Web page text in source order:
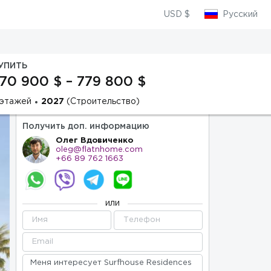
USD $ Русский
900 $ – 779 800 $
2027 (Строительство)
Получить доп. информацию
Олег Вдовиченко
oleg@flatnhome.com
+66 89 762 1663
или